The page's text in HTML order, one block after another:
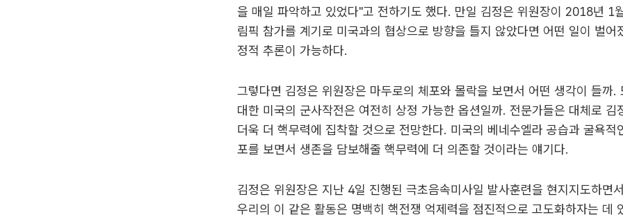
을 매일 파악하고 있었다"고 전하기도 했다. 만일 김정은 위원장이 2018년 1
림픽 참가를 계기로 미국과의 협상으로 방향을 틀지 않았다면 어떤 일이 벌어
정적 추론이 가능하다.
그렇다면 김정은 위원장은 마두로의 체포와 몰락을 보면서 어떤 생각이 들까.
대한 미국의 군사작전은 여전히 상정 가능한 옵션일까. 전문가들은 대체로 김
더욱 더 핵무력에 집착할 것으로 전망한다. 미국의 베네수엘라 공습과 굴욕적
포를 보면서 생존을 담보해줄 핵무력에 더 의존할 것이라는 얘기다.
김정은 위원장은 지난 4일 진행된 극초음속미사일 발사훈련을 현지지도하면
우리의 이 같은 활동은 명백히 핵전쟁 억제력을 점진적으로 고도화하자는 데